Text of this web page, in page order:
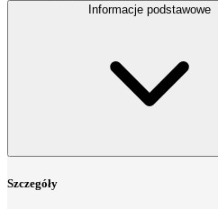
Informacje podstawowe
Szczegóły